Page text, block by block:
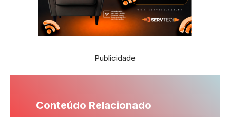
Publicidade
Conteúdo Relacionado